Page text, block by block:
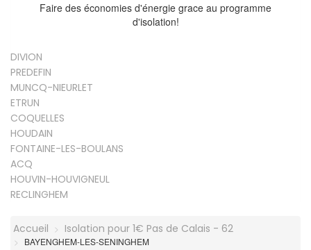
Faire des économies d'énergie grace au programme
d'isolation!
DIVION
PREDEFIN
MUNCQ-NIEURLET
ETRUN
COQUELLES
HOUDAIN
FONTAINE-LES-BOULANS
ACQ
HOUVIN-HOUVIGNEUL
RECLINGHEM
Accueil Isolation pour 1€ Pas de Calais - 62
BAYENGHEM-LES-SENINGHEM